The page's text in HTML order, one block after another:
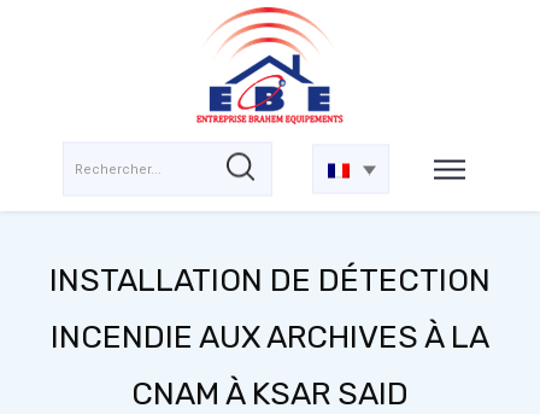
INSTALLATION DE DÉTECTION
INCENDIE AUX ARCHIVES À LA
CNAM À KSAR SAID